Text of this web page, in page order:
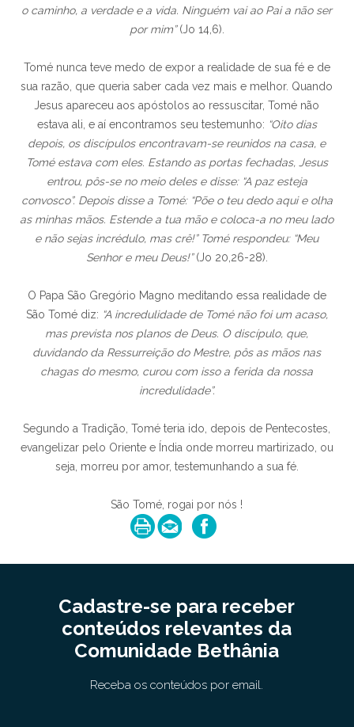
o caminho, a verdade e a vida. Ninguém vai ao Pai a não ser
por mim”(Jo 14,6).
Tomé nunca teve medo de expor a realidade de sua fé e de
sua razão, que queria saber cada vez mais e melhor. Quando
Jesus apareceu aos apóstolos ao ressuscitar, Tomé não
estava ali, e aí encontramos seu testemunho: “Oito dias
depois, os discípulos encontravam-se reunidos na casa, e
Tomé estava com eles. Estando as portas fechadas, Jesus
entrou, pôs-se no meio deles e disse: “A paz esteja
convosco”. Depois disse a Tomé: “Põe o teu dedo aqui e olha
as minhas mãos. Estende a tua mão e coloca-a no meu lado
e não sejas incrédulo, mas crê!” Tomé respondeu: “Meu
Senhor e meu Deus!”(Jo 20,26-28).
O Papa São Gregório Magno meditando essa realidade de
São Tomé diz: “A incredulidade de Tomé não foi um acaso,
mas prevista nos planos de Deus. O discípulo, que,
duvidando da Ressurreição do Mestre, pôs as mãos nas
chagas do mesmo, curou com isso a ferida da nossa
incredulidade”.
Segundo a Tradição, Tomé teria ido, depois de Pentecostes,
evangelizar pelo Oriente e Índia onde morreu martirizado, ou
seja, morreu por amor, testemunhando a sua fé.
São Tomé, rogai por nós !
Cadastre-se para receber
conteúdos relevantes da
Comunidade Bethânia
Receba os conteúdos por email.